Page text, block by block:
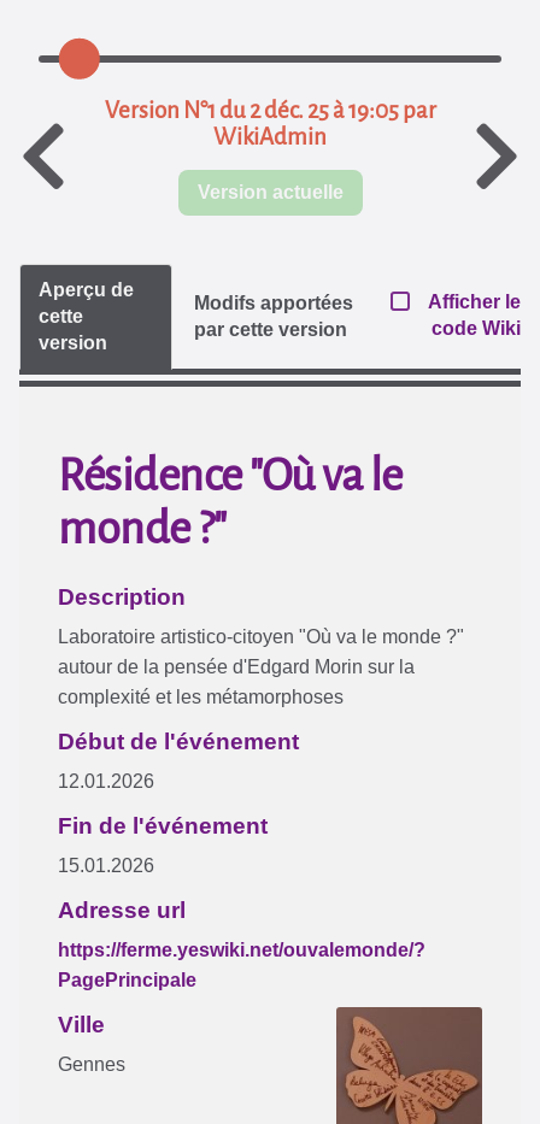
Version N°1 du 2 déc. 25 à 19:05 par
WikiAdmin
Version actuelle
Aperçu de
cette
version
Modifs apportées
par cette version
Afficher le
code Wiki
Résidence "Où va le
monde ?"
Description
Laboratoire artistico-citoyen "Où va le monde ?"
autour de la pensée d'Edgard Morin sur la
complexité et les métamorphoses
Début de l'événement
12.01.2026
Fin de l'événement
15.01.2026
Adresse url
https://ferme.yeswiki.net/ouvalemonde/?
PagePrincipale
Ville
Gennes